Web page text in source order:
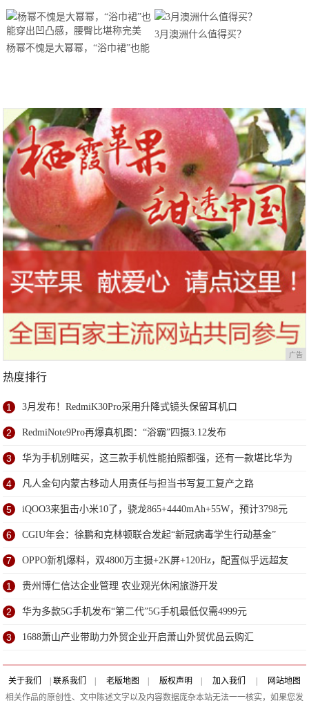
杨幂不愧是大幂幂，“浴巾裙”也能
3月澳洲什么值得买？
广告
热度排行
1 3月发布！RedmiK30Pro采用升降式镜头保留耳机口
2 RedmiNote9Pro再爆真机图：“浴霸”四摄3.12发布
3 华为手机别瞎买，这三款手机性能拍照都强，还有一款堪比华为
P30
4 凡人金句内蒙古移动人用责任与担当书写复工复产之路
5 iQOO3来狙击小米10了，骁龙865+4440mAh+55W，预计3798元
起
6 CGIU年会：徐鹏和克林顿联合发起“新冠病毒学生行动基金”
7 OPPO新机爆料，双4800万主摄+2K屏+120Hz，配置似乎远超友
商？
1 贵州博仁信达企业管理 农业观光休闲旅游开发
2 华为多款5G手机发布“第二代”5G手机最低仅需4999元
3 1688萧山产业带助力外贸企业开启萧山外贸优品云购汇
关于我们 联系我们 老版地图 版权声明 加入我们
网站地图
相关作品的原创性、文中陈述文字以及内容数据庞杂本站无法一一核实，如果您发